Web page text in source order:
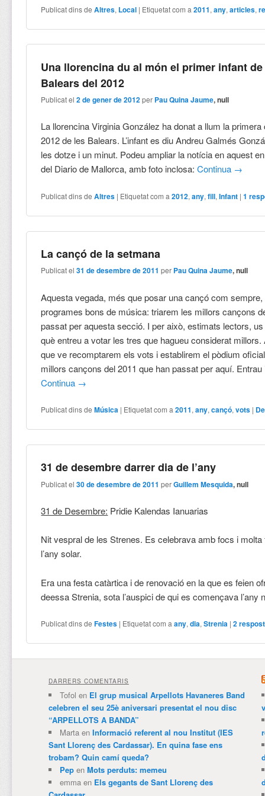
Publicat dins de Altres, Local | Etiquetat com a 2011,any,articles,
Una llorencina du al món el primer infant
Balears del 2012
Publicat el2 de gener de 2012 per Pau Quina Jaume, null
La llorencina Virginia González ha donat a llum la primera
2012 de les Balears. L’infant es diu Andreu Galmés
les dotze i un minut. Podeu ampliar la notícia en aquest
del Diario de Mallorca, amb foto inclosa:Continua →
Publicat dins de Altres | Etiquetat com a 2012,any,fill,Infant |1
La cançó de la setmana
Publicat el31 de desembre de 2011 per Pau Quina Jaume, null
Aquesta vegada, més que posar una cançó com
programes bons de música: triarem les millors cançons
passat per aquesta secció. I per això, estimats lectors,
què entreu a votar les tres que hagueu considerat
que ve recomptarem els vots i establirem el pòdium
millors cançons del 2011 que han passat per aquí. Entrau
Continua →
Publicat dins de Música | Etiquetat com a 2011,any,cançó,vots |
31 de desembre darrer dia de l’any
Publicat el30 de desembre de 2011 perGuillem Mesquida, null
31 de Desembre: Pridie Kalendas Ianuarias
Nit vespral de les Strenes. Es celebrava amb focs i
l’any solar.
Era una festa catàrtica i de renovació en la que es feien
deessa Strenia, sota l’auspici de qui es començava l’any
Publicat dins de Festes | Etiquetat com a any,dia,Strenia |2
DARRERS COMENTARIS
Tofol en El grup musical Arpellots Havaneres Band
celebren el seu 25è aniversari presentat el nou disc
“ARPELLOTS A BANDA”
Martaen Informació referent al nou Institut (IES
Sant Llorenç des Cardassar). En quina fase ens
trobam? Quin camí queda?
Pepen Mots perduts: memeu
emmaen Els gegants de Sant Llorenç des